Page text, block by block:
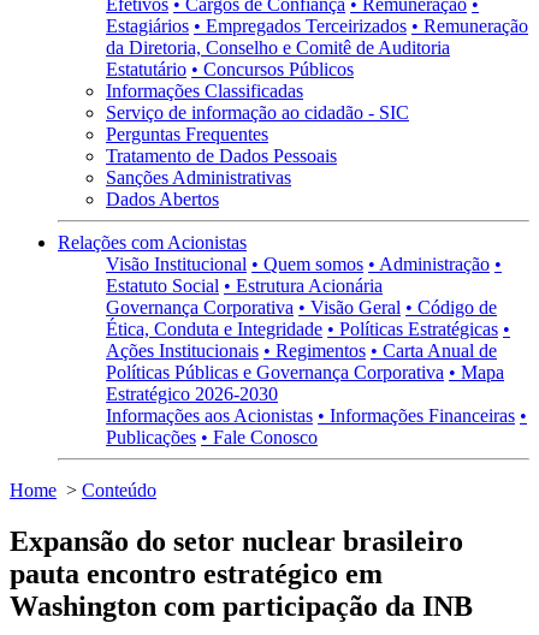
Efetivos • Cargos de Confiança • Remuneração •
Estagiários • Empregados Terceirizados • Remuneração
da Diretoria, Conselho e Comitê de Auditoria
Estatutário • Concursos Públicos
Informações Classificadas
Serviço de informação ao cidadão - SIC
Perguntas Frequentes
Tratamento de Dados Pessoais
Sanções Administrativas
Dados Abertos
Relações com Acionistas
Visão Institucional • Quem somos • Administração •
Estatuto Social • Estrutura Acionária
Governança Corporativa • Visão Geral • Código de
Ética, Conduta e Integridade • Políticas Estratégicas •
Ações Institucionais • Regimentos • Carta Anual de
Políticas Públicas e Governança Corporativa • Mapa
Estratégico 2026-2030
Informações aos Acionistas • Informações Financeiras •
Publicações • Fale Conosco
Home > Conteúdo
Expansão do setor nuclear brasileiro
pauta encontro estratégico em
Washington com participação da INB